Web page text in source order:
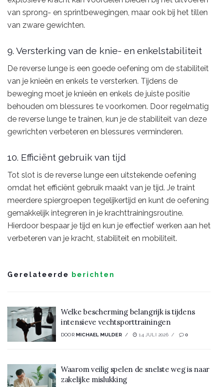
van sprong- en sprintbewegingen, maar ook bij het tillen
van zware gewichten.
9. Versterking van de knie- en enkelstabiliteit
De reverse lunge is een goede oefening om de stabiliteit
van je knieën en enkels te versterken. Tijdens de
beweging moet je knieën en enkels de juiste positie
behouden om blessures te voorkomen. Door regelmatig
de reverse lunge te trainen, kun je de stabiliteit van deze
gewrichten verbeteren en blessures verminderen.
10. Efficiënt gebruik van tijd
Tot slot is de reverse lunge een uitstekende oefening
omdat het efficiënt gebruik maakt van je tijd. Je traint
meerdere spiergroepen tegelijkertijd en kunt de oefening
gemakkelijk integreren in je krachttrainingsroutine.
Hierdoor bespaar je tijd en kun je effectief werken aan het
verbeteren van je kracht, stabiliteit en mobiliteit.
Gerelateerde berichten
Welke bescherming belangrijk is tijdens
intensieve vechtsporttrainingen
DOOR MICHAEL MULDER 14 JULI 2026 0
Waarom veilig spelen de snelste weg is naar
zakelijke mislukking